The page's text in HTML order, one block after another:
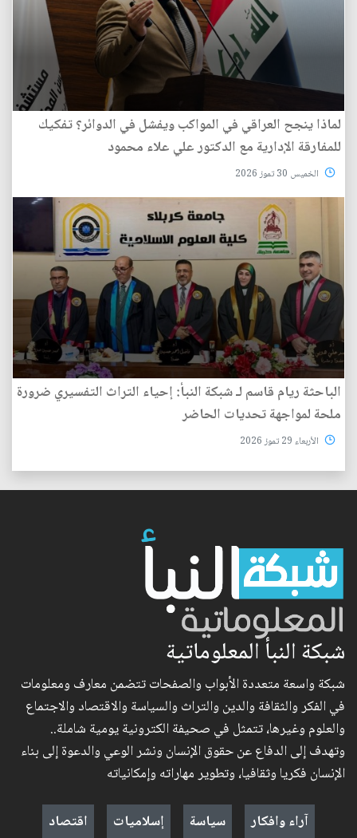
لماذا ينجح العراقي في المواكب ويفشل في الدوائر؟ تفكيك
للمفارقة الإدارية مع الدكتور علي علاء محمود
الخميس 30 تموز 2026
الباحثة ريام قاسم لـ شبكة النبأ: إحياء التراث التفسيري ضرورة
ملحة لمواجهة تحديات الحاضر
الأربعاء 29 تموز 2026
شبكة النبأ المعلوماتية
شبكة واسعة متعددة الأبواب والصفحات تتضمن معارف ومعلومات
في الفكر والثقافة والدين والتراث والسياسة والاقتصاد والاجتماع
والعلوم وغيرها، تتمثل في صحيفة الكترونية يومية شاملة..
وتهدف إلى الدفاع عن حقوق الإنسان ونشر الوعي والدعوة إلى بناء
الإنسان فكريا وثقافيا، وتطوير مهاراته وإمكانياته
آراء وافكار
سياسة إسلاميات اقتصاد